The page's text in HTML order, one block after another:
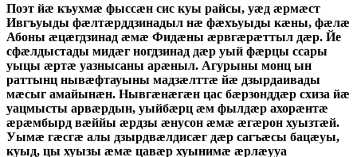
Поэт йæ къухмæ фыссæн сис куы райсы, уæд æрмæст
Ивгъуыды фæлтæрддзинадыл нæ фæхъуыды кæны, фæлæ
Абоны æцæгдзинад æмæ Фидæны æрвгæрæттыл дæр. Йе
сфæлдыстады мидæг ногдзинад дæр уый фæрцы ссары
уыцы æртæ уазнысаны арæныл. Агурыны монц ын
раттынц нывæфтауыны мадзæлттæ йæ дзырдаивады
мæсыг амайынæн. Нывгæнæгæн цас бæрзонддæр схиза йæ
уацмысты арвæрдын, уыйбæрц æм фылдæр ахорæнтæ
æрæмбырд вæййы æрдзы æнусон æмæ æгæрон хуызтæй.
Уымæ гæсгæ алы дзырдвæлдисæг дæр сагъæсы бацæуы,
куыд, цы хуызы æмæ цавæр хуынимæ æрлæууа